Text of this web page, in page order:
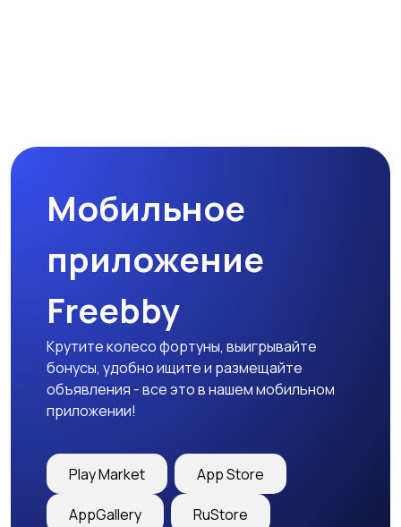
Мобильное
приложение
Freebby
Крутите колесо фортуны, выигрывайте
бонусы, удобно ищите и размещайте
объявления - все это в нашем мобильном
приложении!
Play Market App Store
AppGallery RuStore